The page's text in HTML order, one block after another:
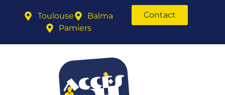
Toulouse
Balma
Pamiers
Contact